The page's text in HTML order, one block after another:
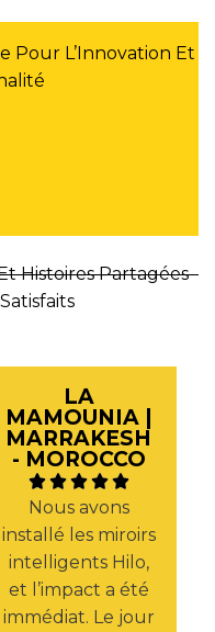
Pour L’Innovation Et
Histoires Partagées
LA
MAMOUNIA |
MARRAKESH
- MOROCCO
Nous avons
installé les miroirs
intelligents Hilo,
et l’impact a été
immédiat. Le jour